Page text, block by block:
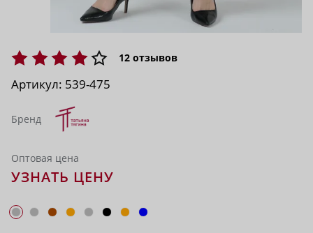
12 отзывов
Артикул: 539-475
Бренд
Оптовая цена
УЗНАТЬ ЦЕНУ